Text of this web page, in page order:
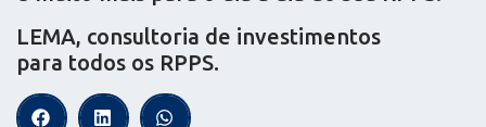
LEMA, consultoria de investimentos
para todos os RPPS.